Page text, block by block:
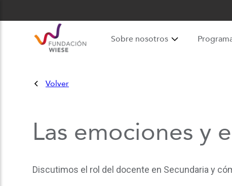
Sobre nosotros
Volver
Las emociones y
Discutimos el rol del docente en Secundaria y